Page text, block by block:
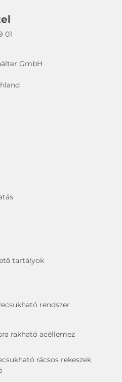
01
GmbH
tartályok
rendszer
rakható acéllemez
rácsos rekeszek